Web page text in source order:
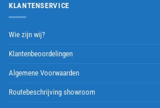
KLANTENSERVICE
Wie zijn wij?
Klantenbeoordelingen
Algemene Voorwaarden
Routebeschrijving showroom